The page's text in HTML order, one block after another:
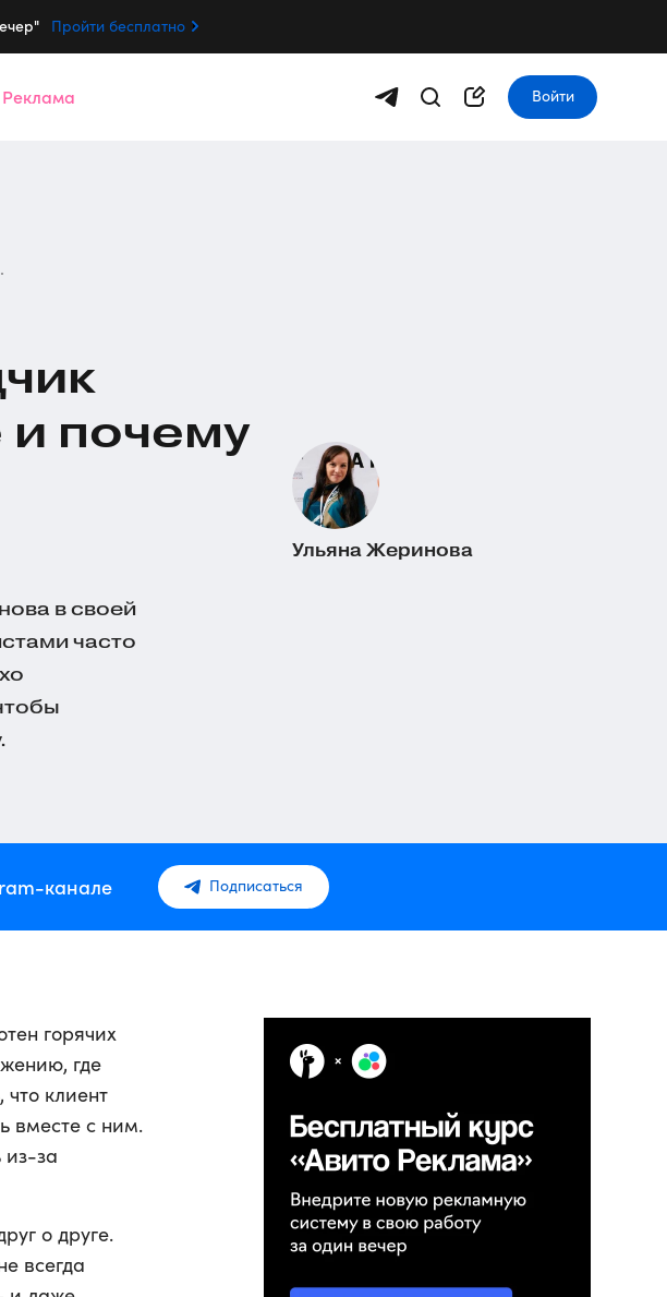
Пройти бесплатно
Реклама Войти
и почему
в своей
часто
Ульяна Жеринова
канале Подписаться
горячих
где
клиент
вместе с ним.
из-за
о друге.
всегда